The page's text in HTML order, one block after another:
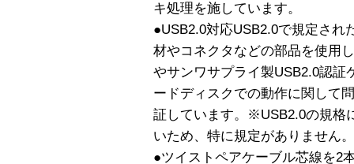
キ処理を施しています。
●USB2.0対応USB2.0で規定され
材やコネクタなどの部品を使用
やサンワサプライ製USB2.0認証
ードディスクでの動作に関して
証しています。※USB2.0の規格
いため、特に規定がありません。
●ツイストペアケーブル芯線を2